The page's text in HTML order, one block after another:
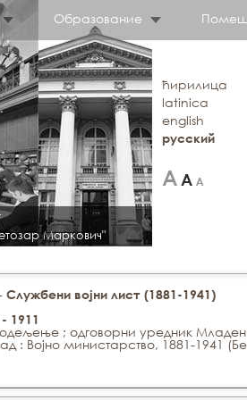
Образование
Маркович"
ћирилица
latinica
english
русский
Службени војни лист (1881-1941)
1911
; одговорни уредник
: Војно министарство, 1881-1941